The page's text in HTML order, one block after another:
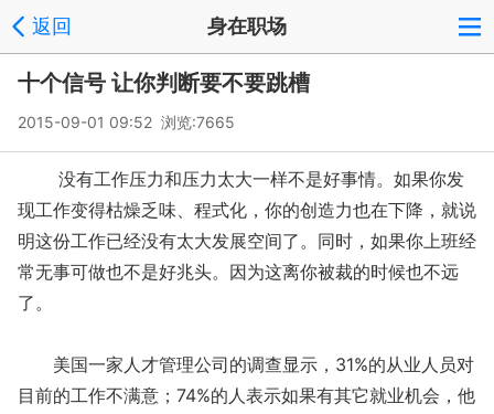
返回 身在职场
十个信号 让你判断要不要跳槽
2015-09-01 09:52 浏览:7665
没有工作压力和压力太大一样不是好事情。如果你发
现工作变得枯燥乏味、程式化，你的创造力也在下降，就说
明这份工作已经没有太大发展空间了。同时，如果你上班经
常无事可做也不是好兆头。因为这离你被裁的时候也不远
了。
美国一家人才管理公司的调查显示，31%的从业人员对
目前的工作不满意；74%的人表示如果有其它就业机会，他